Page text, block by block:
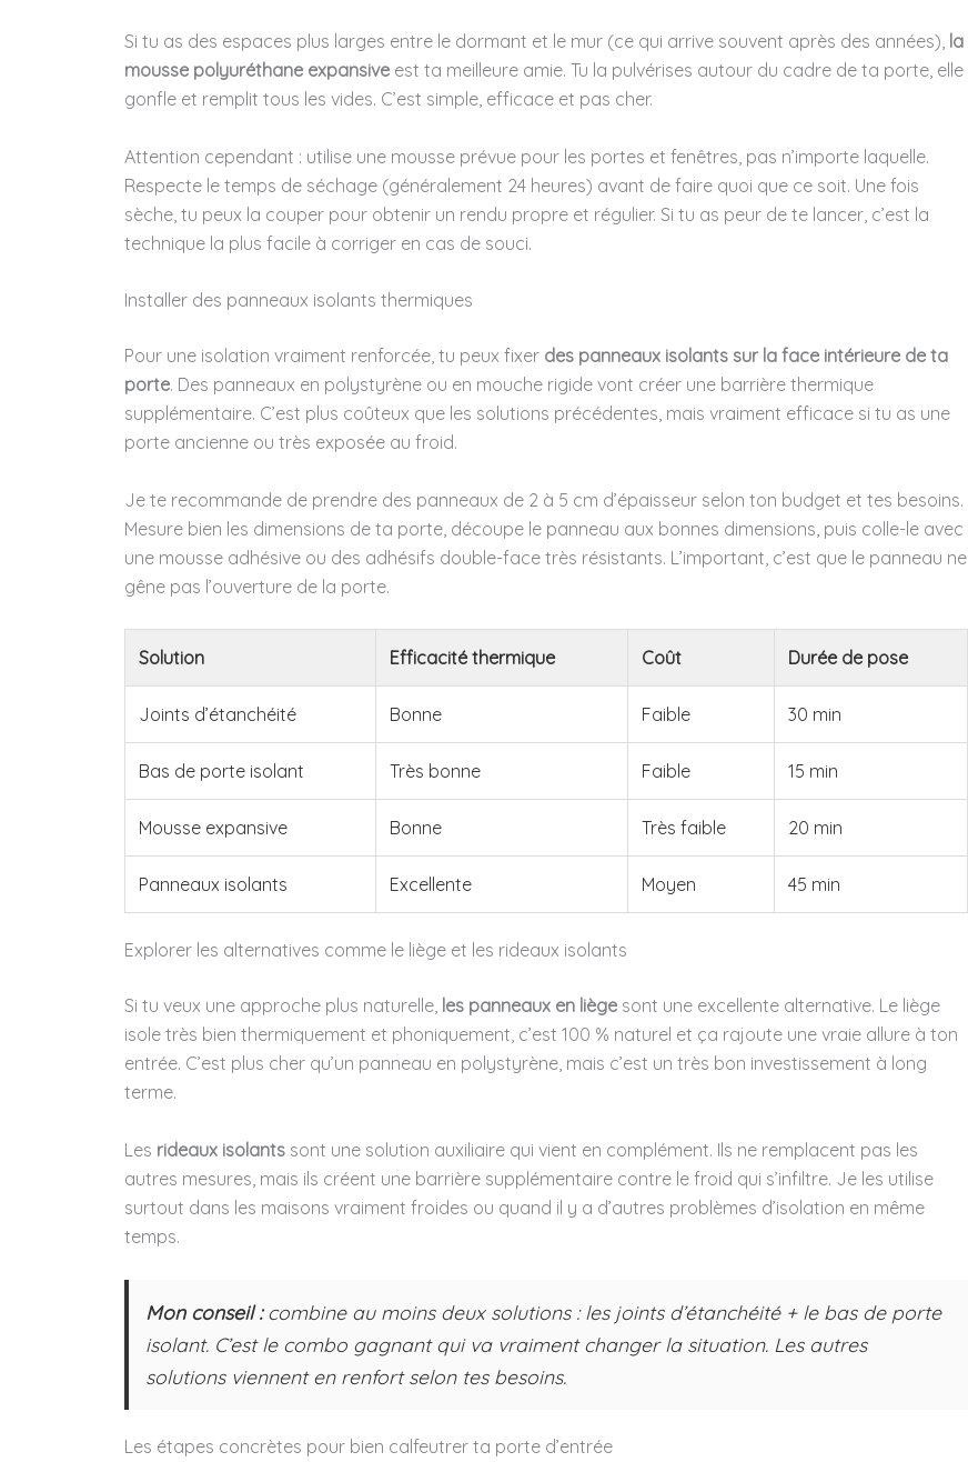
Si tu as des espaces plus larges entre le dormant et le mur (ce qui arrive souvent après des années), la
mousse polyuréthane expansive est ta meilleure amie. Tu la pulvérises autour du cadre de ta porte, elle
gonfle et remplit tous les vides. C’est simple, efficace et pas cher.
Attention cependant : utilise une mousse prévue pour les portes et fenêtres, pas n’importe laquelle.
Respecte le temps de séchage (généralement 24 heures) avant de faire quoi que ce soit. Une fois
sèche, tu peux la couper pour obtenir un rendu propre et régulier. Si tu as peur de te lancer, c’est la
technique la plus facile à corriger en cas de souci.
Installer des panneaux isolants thermiques
Pour une isolation vraiment renforcée, tu peux fixer des panneaux isolants sur la face intérieure de ta
porte. Des panneaux en polystyrène ou en mouche rigide vont créer une barrière thermique
supplémentaire. C’est plus coûteux que les solutions précédentes, mais vraiment efficace si tu as une
porte ancienne ou très exposée au froid.
Je te recommande de prendre des panneaux de 2 à 5 cm d’épaisseur selon ton budget et tes besoins.
Mesure bien les dimensions de ta porte, découpe le panneau aux bonnes dimensions, puis colle-le avec
une mousse adhésive ou des adhésifs double-face très résistants. L’important, c’est que le panneau ne
gêne pas l’ouverture de la porte.
Solution Efficacité thermique Coût Durée de pose
Joints d’étanchéité Bonne Faible 30 min
Bas de porte isolant Très bonne Faible 15 min
Mousse expansive Bonne Très faible 20 min
Panneaux isolants Excellente Moyen 45 min
Explorer les alternatives comme le liège et les rideaux isolants
Si tu veux une approche plus naturelle, les panneaux en liège sont une excellente alternative. Le liège
isole très bien thermiquement et phoniquement, c’est 100 % naturel et ça rajoute une vraie allure à ton
entrée. C’est plus cher qu’un panneau en polystyrène, mais c’est un très bon investissement à long
terme.
Les rideaux isolants sont une solution auxiliaire qui vient en complément. Ils ne remplacent pas les
autres mesures, mais ils créent une barrière supplémentaire contre le froid qui s’infiltre. Je les utilise
surtout dans les maisons vraiment froides ou quand il y a d’autres problèmes d’isolation en même
temps.
Mon conseil :combine au moins deux solutions : les joints d’étanchéité + le bas de porte
isolant. C’est le combo gagnant qui va vraiment changer la situation. Les autres
solutions viennent en renfort selon tes besoins.
Les étapes concrètes pour bien calfeutrer ta porte d’entrée